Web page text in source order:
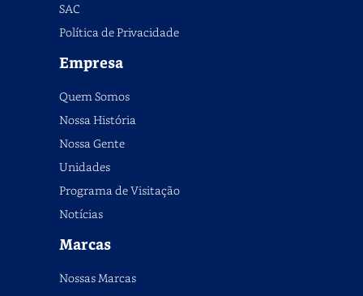
SAC
Política de Privacidade
Empresa
Quem Somos
Nossa História
Nossa Gente
Unidades
Programa de Visitação
Notícias
Marcas
Nossas Marcas